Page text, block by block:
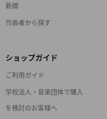
新譜
作曲者から探す
ショップガイド
ご利用ガイド
学校法人・音楽団体で購入
を検討のお客様へ